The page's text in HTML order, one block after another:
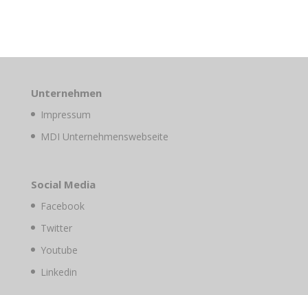
Unternehmen
Impressum
MDI Unternehmenswebseite
Social Media
Facebook
Twitter
Youtube
Linkedin